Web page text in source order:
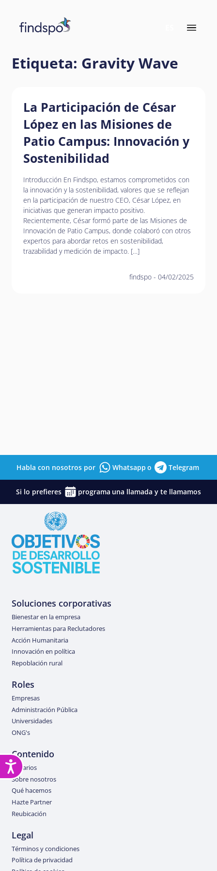
Accesibilidad
Que hacemos
Bienestar
Humanitario
Quienes somos
Iniciar sesión
Etiqueta: Gravity Wave
La Participación de César
López en las Misiones de
Patio Campus: Innovación y
Sostenibilidad
Introducción En Findspo, estamos comprometidos con
la innovación y la sostenibilidad, valores que se reflejan
en la participación de nuestro CEO, César López, en
iniciativas que generan impacto positivo.
Recientemente, César formó parte de las Misiones de
Innovación de Patio Campus, donde colaboró con otros
expertos para abordar retos en sostenibilidad,
trazabilidad y medición de impacto. […]
findspo - 04/02/2025
Habla con nosotros por Whatsapp o Telegram
Si lo prefieres programa una llamada y te llamamos
Soluciones corporativas
Bienestar en la empresa
Herramientas para Reclutadores
Acción Humanitaria
Innovación en política
Repoblación rural
Roles
Empresas
Administración Pública
Universidades
ONG's
Contenido
Usuarios
Sobre nosotros
Qué hacemos
Hazte Partner
Reubicación
Legal
Términos y condiciones
Política de privacidad